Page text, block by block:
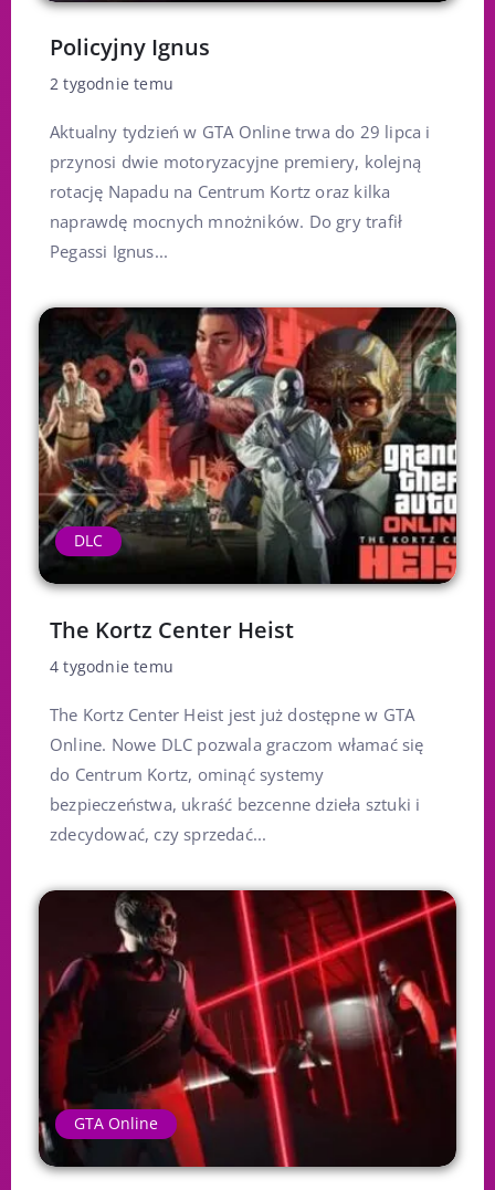
Policyjny Ignus
2 tygodnie temu
Aktualny tydzień w GTA Online trwa do 29 lipca i
przynosi dwie motoryzacyjne premiery, kolejną
rotację Napadu na Centrum Kortz oraz kilka
naprawdę mocnych mnożników. Do gry trafił
Pegassi Ignus...
DLC
The Kortz Center Heist
4 tygodnie temu
The Kortz Center Heist jest już dostępne w GTA
Online. Nowe DLC pozwala graczom włamać się
do Centrum Kortz, ominąć systemy
bezpieczeństwa, ukraść bezcenne dzieła sztuki i
zdecydować, czy sprzedać...
GTA Online